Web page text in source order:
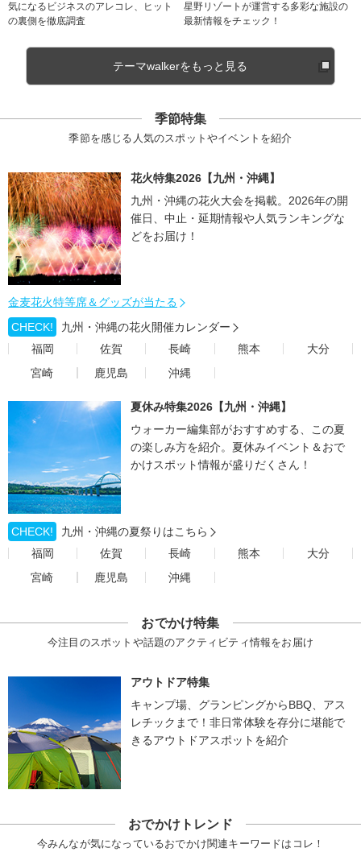
気になるビジネスのアレコレ、ヒット
の裏側を徹底調査
星野リゾートが運営する多彩な施設の
最新情報をチェック！
テーマwalkerをもっと見る
季節特集
季節を感じる人気のスポットやイベントを紹介
花火特集2026【九州・沖縄】
九州・沖縄の花火大会を掲載。2026年の開
催日、中止・延期情報や人気ランキングな
どをお届け！
金麦花火特等席＆グッズが当たる
CHECK!
九州・沖縄の花火開催カレンダー
福岡
佐賀 長崎 熊本
大分
宮崎
鹿児島 沖縄
夏休み特集2026【九州・沖縄】
ウォーカー編集部がおすすめする、この夏
の楽しみ方を紹介。夏休みイベント＆おで
かけスポット情報が盛りだくさん！
CHECK!
九州・沖縄の夏祭りはこちら
福岡
佐賀 長崎 熊本
大分
宮崎
鹿児島 沖縄
おでかけ特集
今注目のスポットや話題のアクティビティ情報をお届け
アウトドア特集
キャンプ場、グランピングからBBQ、アス
レチックまで！非日常体験を存分に堪能で
きるアウトドアスポットを紹介
おでかけトレンド
今みんなが気になっているおでかけ関連キーワードはコレ！